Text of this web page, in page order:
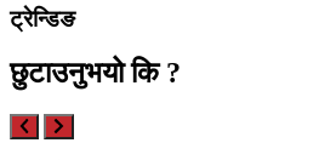
ट्रेन्डिङ
छुटाउनुभयो कि ?